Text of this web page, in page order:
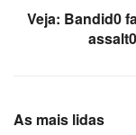
Veja: Bandid0
As mais lidas